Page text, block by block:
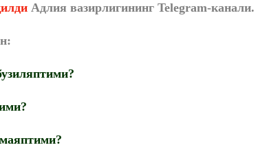
Адлия вазирлигининг Telegram-канали.